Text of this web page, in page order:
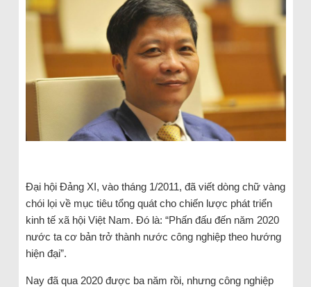
Đại hội Đảng XI, vào tháng 1/2011, đã viết dòng chữ vàng
chói lọi về mục tiêu tổng quát cho chiến lược phát triển
kinh tế xã hội Việt Nam. Đó là: “Phấn đấu đến năm 2020
nước ta cơ bản trở thành nước công nghiệp theo hướng
hiện đại”.
Nay đã qua 2020 được ba năm rồi, nhưng công nghiệp